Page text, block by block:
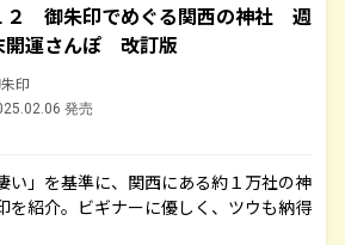
２ 御朱印でめぐる関西の神社 週
開運さんぽ 改訂版
印
発売
い」を基準に、関西にある約１万社の神
を紹介。ビギナーに優しく、ツウも納得